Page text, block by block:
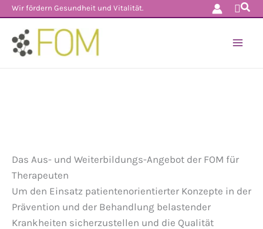
Zum
springen
Wir fördern Gesundheit und Vitalität.
Das Aus- und Weiterbildungs-Angebot der FOM für
Therapeuten
Um den Einsatz patientenorientierter Konzepte in der
Prävention und der Behandlung belastender
Krankheiten sicherzustellen und die Qualität